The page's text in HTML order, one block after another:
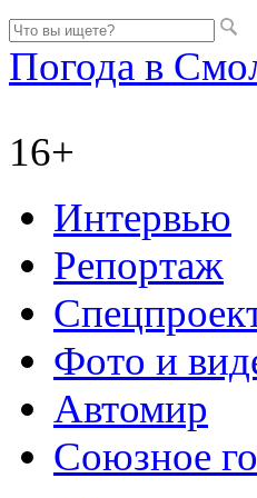
Погода в
16+
Интервью
Репортаж
Фото и
Автомир
Союзное